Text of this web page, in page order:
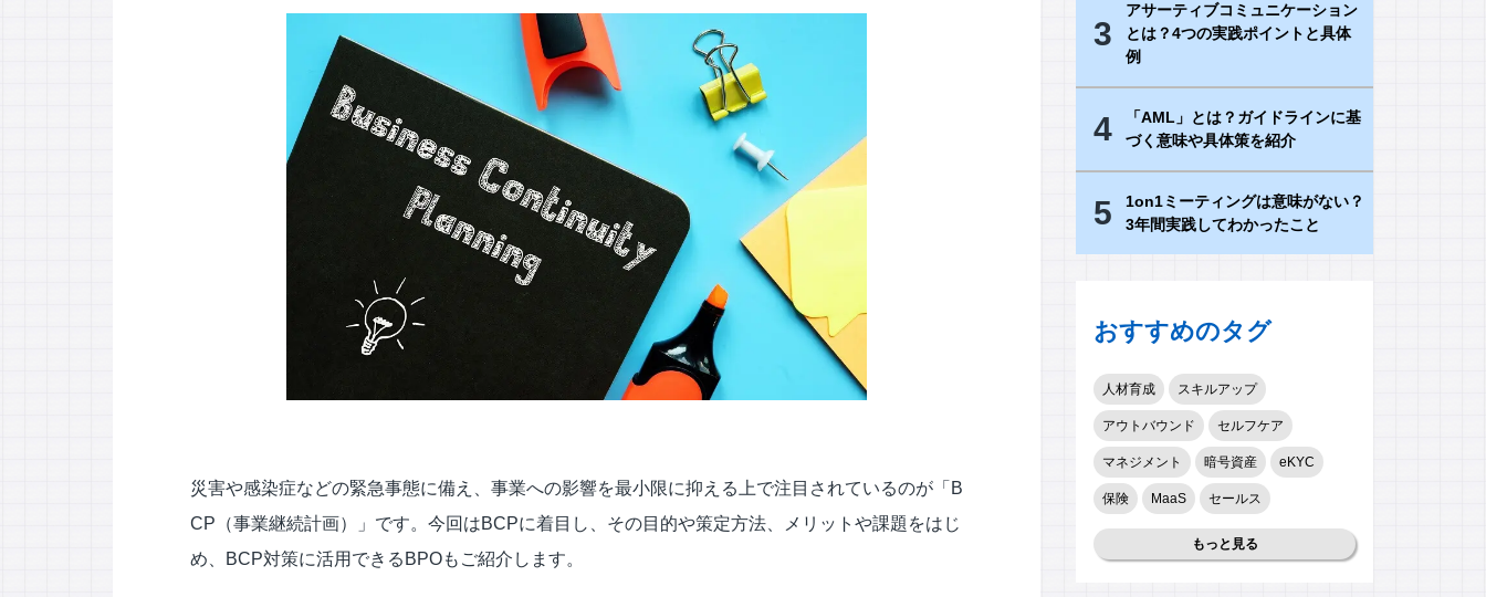
カスタマージャーニー調査支援
チャットボット
AI音声自動応答サービス
ビジュアルIVR
オフショア 日本語コンタクトセンター
SMSコンタクトサービス
高齢者応対トレーニングツール「ジェロトーク」
災害や感染症などの緊急事態に備え、事業への影響を最小限に抑える上で注目されているのが「B
CP（事業継続計画）」です。今回はBCPに着目し、その目的や策定方法、メリットや課題をはじ
め、BCP対策に活用できるBPOもご紹介します。
3
アサーティブコミュニケーション
とは？4つの実践ポイントと具体
例
4
「AML」とは？ガイドラインに基
づく意味や具体策を紹介
5
1on1ミーティングは意味がない？
3年間実践してわかったこと
おすすめのタグ
人材育成 スキルアップ
アウトバウンド セルフケア
マネジメント 暗号資産 eKYC
保険 MaaS セールス
もっと見る